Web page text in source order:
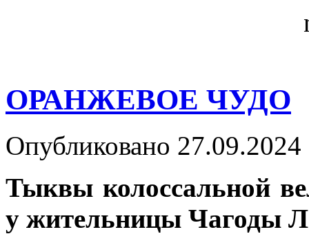
ОРАНЖЕВОЕ ЧУДО
Опубликовано
Тыквы колоссальной
у жительницы Чагоды